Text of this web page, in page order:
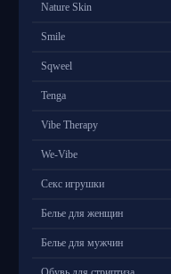
Nature Skin
Smile
Sqweel
Tenga
Vibe Therapy
We-Vibe
Секс игрушки
Белье для женщин
Белье для мужчин